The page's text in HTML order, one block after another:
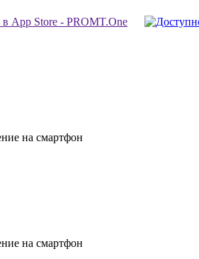
на смартфон
на смартфон